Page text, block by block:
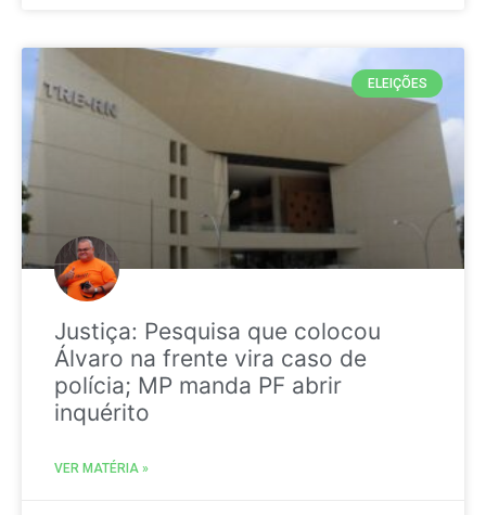
ELEIÇÕES
Justiça: Pesquisa que colocou
Álvaro na frente vira caso de
polícia; MP manda PF abrir
inquérito
VER MATÉRIA »